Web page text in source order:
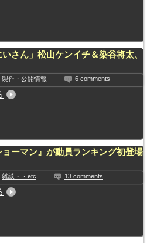
さん」松山ケンイチ＆染谷将太、
製作・公開情報 6 comments
ョーマン』が動員ランキング初登場
雑談・・etc 13 comments